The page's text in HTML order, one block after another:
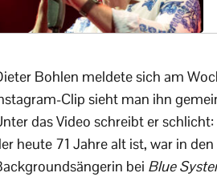
Bohlen meldete sich am
Clip sieht man ihn
das Video schreibt er schlicht:
heute 71 Jahre alt ist, war in
bei Blue